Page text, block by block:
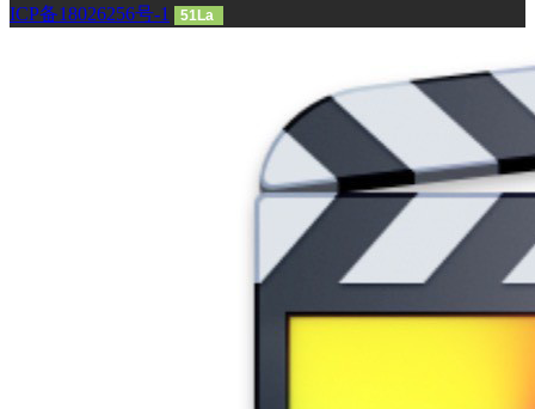
ICP备18026256号-1
51La